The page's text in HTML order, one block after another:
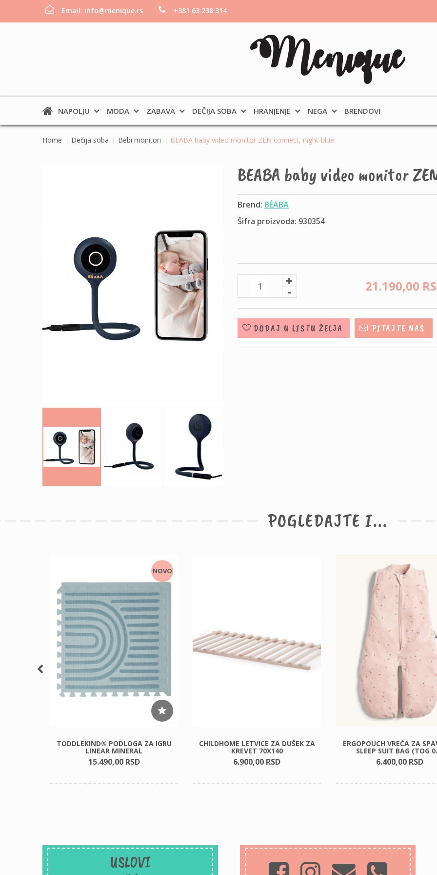
Email: info@menique.rs +381 63 238 314
NAPOLJU MODA ZABAVA DEČIJA SOBA HRANJENJE NEGA BRENDOVI
Home Dečija soba Bebi monitori BEABA baby video monitor ZEN connect, night-blue
BEABA baby video monitor
Brend: BÉABA
Šifra proizvoda: 930354
+
- 21.190,00
DODAJ U LISTU ŽELJA PITAJTE NAS
POGLEDAJTE I...
NOVO
TODDLEKIND® PODLOGA ZA IGRU
LINEAR MINERAL
15.490,00 RSD
CHILDHOME LETVICE ZA DUŠEK ZA
KREVET 70X140
6.900,00 RSD
ERGOPOUCH VREĆA ZA
SLEEP SUIT BAG (TOG
6.400,00 RSD
USLOVI